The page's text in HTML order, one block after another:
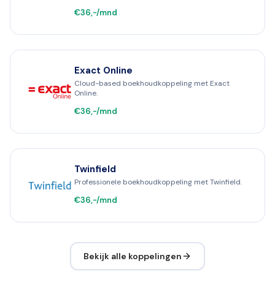
€36,-/mnd
Exact Online
Cloud-based boekhoudkoppeling met Exact
Online.
€36,-/mnd
Twinfield
Professionele boekhoudkoppeling met Twinfield.
€36,-/mnd
Bekijk alle koppelingen